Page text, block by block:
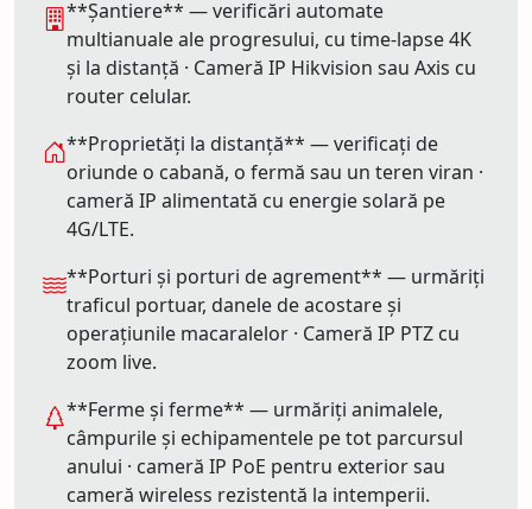
**Șantiere** — verificări automate
multianuale ale progresului, cu time-lapse 4K
și la distanță · Cameră IP Hikvision sau Axis cu
router celular.
**Proprietăți la distanță** — verificați de
oriunde o cabană, o fermă sau un teren viran ·
cameră IP alimentată cu energie solară pe
4G/LTE.
**Porturi și porturi de agrement** — urmăriți
traficul portuar, danele de acostare și
operațiunile macaralelor · Cameră IP PTZ cu
zoom live.
**Ferme și ferme** — urmăriți animalele,
câmpurile și echipamentele pe tot parcursul
anului · cameră IP PoE pentru exterior sau
cameră wireless rezistentă la intemperii.